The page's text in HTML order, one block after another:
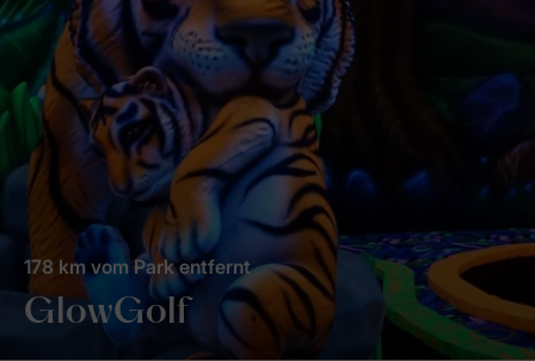
GlowGolf
178 km vom Park entfernt